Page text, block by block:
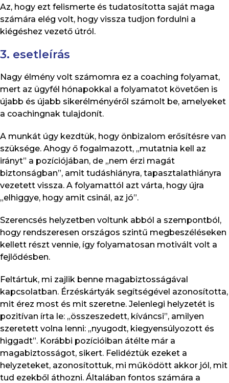
Az, hogy ezt felismerte és tudatosította saját maga
számára elég volt, hogy vissza tudjon fordulni a
kiégéshez vezető útról.
3. esetleírás
Nagy élmény volt számomra ez a coaching folyamat,
mert az ügyfél hónapokkal a folyamatot követően is
újabb és újabb sikerélményéről számolt be, amelyeket
a coachingnak tulajdonít.
A munkát úgy kezdtük, hogy önbizalom erősítésre van
szüksége. Ahogy ő fogalmazott, „mutatnia kell az
irányt” a pozíciójában, de „nem érzi magát
biztonságban”, amit tudáshiányra, tapasztalathiányra
vezetett vissza. A folyamattól azt várta, hogy újra
„elhiggye, hogy amit csinál, az jó”.
Szerencsés helyzetben voltunk abból a szempontból,
hogy rendszeresen országos szintű megbeszéléseken
kellett részt vennie, így folyamatosan motivált volt a
fejlődésben.
Feltártuk, mi zajlik benne magabiztosságával
kapcsolatban. Érzéskártyák segítségével azonosította,
mit érez most és mit szeretne. Jelenlegi helyzetét is
pozitívan írta le: „összeszedett, kíváncsi”, amilyen
szeretett volna lenni: „nyugodt, kiegyensúlyozott és
higgadt”. Korábbi pozícióiban átélte már a
magabiztosságot, sikert. Felidéztük ezeket a
helyzeteket, azonosítottuk, mi működött akkor jól, mit
tud ezekből áthozni. Általában fontos számára a